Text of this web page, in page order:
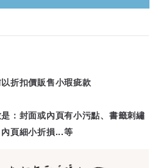
折扣價販售小瑕疵款
：封面或內頁有小污點、書籤刺繡
頁細小折損...等